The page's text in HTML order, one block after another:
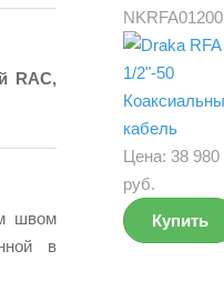
RAC,
швом
в
NKRFA01200
Цена: 38 980
руб.
Купить